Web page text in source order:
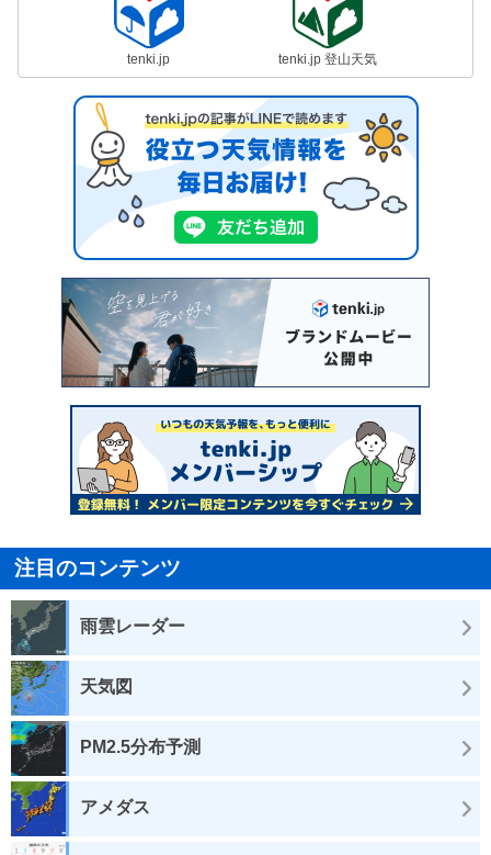
tenki.jp tenki.jp 登山天気
注目のコンテンツ
雨雲レーダー
天気図
PM2.5分布予測
アメダス